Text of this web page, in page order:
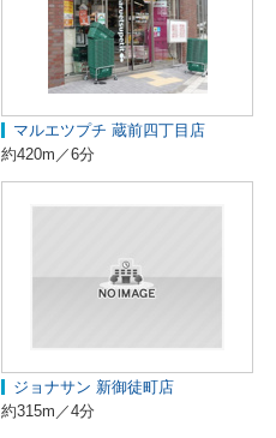
マルエツプチ 蔵前四丁目店
約420m／6分
ジョナサン 新御徒町店
約315m／4分